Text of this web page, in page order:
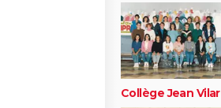
Collège Jean Vilar